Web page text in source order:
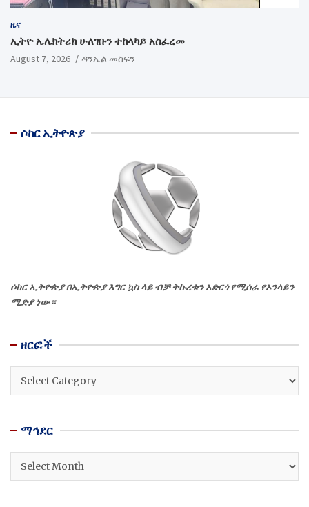
ዜና
ኢትዮ ኤሌክትሪክ ሁለገቡን ተከላካይ አስፈረመ
August 7, 2026 ዳንኤል መስፍን
ሶከር ኢትዮጵያ
ሶከር ኢትዮጵያ በኢትዮጵያ እግር ኳስ ላይ ብቻ ትኩረቱን አድርጎ የሚሰራ የኦንላይን
ሚድያ ነው።
ዘርፎች
ዘርፎች
ማኅደር
ማኅደር